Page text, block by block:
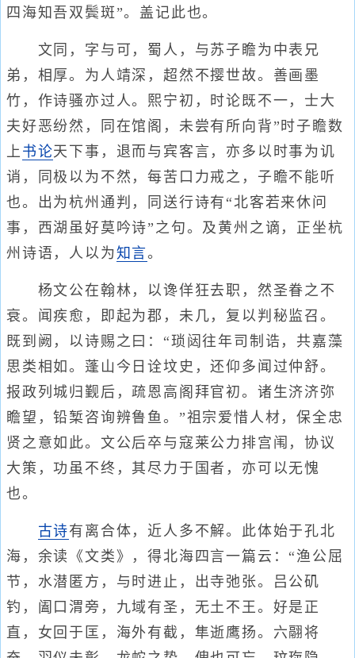
四海知吾双鬓斑”。盖记此也。
文同，字与可，蜀人，与苏子瞻为中表兄
弟，相厚。为人靖深，超然不撄世故。善画墨
竹，作诗骚亦过人。熙宁初，时论既不一，士大
夫好恶纷然，同在馆阁，未尝有所向背”时子瞻数
上 书论天下事，退而与宾客言，亦多以时事为讥
诮，同极以为不然，每苦口力戒之，子瞻不能听
也。出为杭州通判，同送行诗有“北客若来休问
事，西湖虽好莫吟诗”之句。及黄州之谪，正坐杭
州诗语，人以为知言。
杨文公在翰林，以谗佯狂去职，然圣眷之不
衰。闻疾愈，即起为郡，未几，复以判秘监召。
既到阙，以诗赐之曰：“琐闼往年司制诰，共嘉藻
思类相如。蓬山今日诠坟史，还仰多闻过仲舒。
报政列城归觐后，疏恩高阁拜官初。诸生济济弥
瞻望，铅椠咨询辨鲁鱼。”祖宗爱惜人材，保全忠
贤之意如此。文公后卒与寇莱公力排宫闱，协议
大策，功虽不终，其尽力于国者，亦可以无愧
也。
古诗有离合体，近人多不解。此体始于孔北
海，余读《文类》，得北海四言一篇云：“渔公屈
节，水潜匿方，与时进止，出寺弛张。吕公矶
钓，阖口渭旁，九域有圣，无土不王。好是正
直，女回于匡，海外有截，隼逝鹰扬。六翮将